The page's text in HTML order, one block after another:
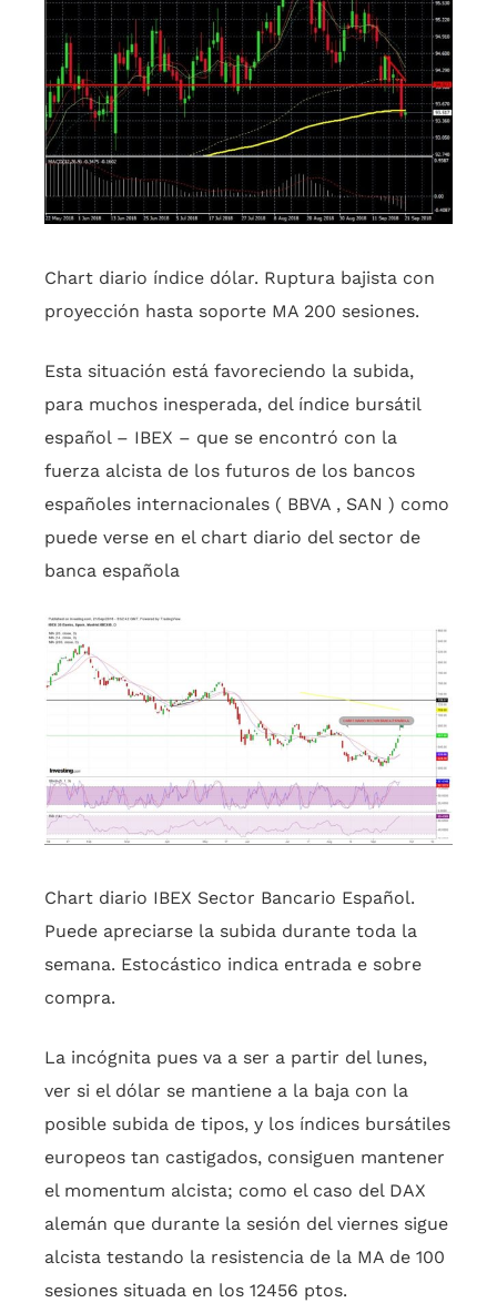
Chart diario índice dólar. Ruptura bajista con
proyección hasta soporte MA 200 sesiones.
Esta situación está favoreciendo la subida,
para muchos inesperada, del índice bursátil
español – IBEX – que se encontró con la
fuerza alcista de los futuros de los bancos
españoles internacionales ( BBVA , SAN ) como
puede verse en el chart diario del sector de
banca española
Chart diario IBEX Sector Bancario Español.
Puede apreciarse la subida durante toda la
semana. Estocástico indica entrada e sobre
compra.
La incógnita pues va a ser a partir del lunes,
ver si el dólar se mantiene a la baja con la
posible subida de tipos, y los índices bursátiles
europeos tan castigados, consiguen mantener
el momentum alcista; como el caso del DAX
alemán que durante la sesión del viernes sigue
alcista testando la resistencia de la MA de 100
sesiones situada en los 12456 ptos.